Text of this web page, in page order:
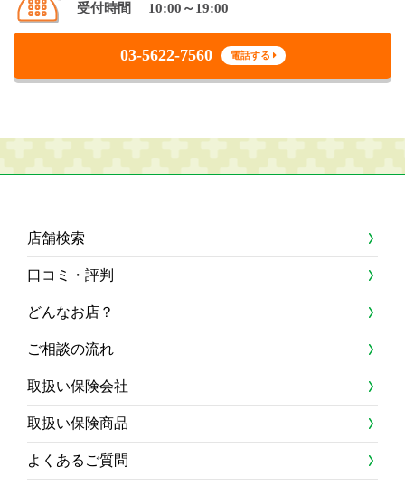
受付時間 10:00～19:00
03-5622-7560 電話する
店舗検索
口コミ・評判
どんなお店？
ご相談の流れ
取扱い保険会社
取扱い保険商品
よくあるご質問